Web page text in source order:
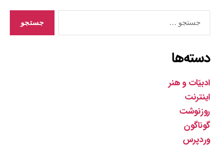
دسته‌ها
ادبیّات و هنر
اینترنت
روزنوشت
گوناگون
وردپرس